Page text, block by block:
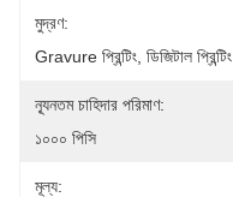
মুদ্রণ:
Gravure প্রিন্টিং, ডিজিটাল প্রিন্টিং
ন্যূনতম চাহিদার পরিমাণ:
১০০০ পিসি
মূল্য: